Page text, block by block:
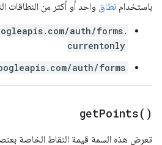
باستخدام نطاق واحد أو أكثر من النطاقات
auth/forms.
currentonly
auth/forms
getPoints( )
تعرض هذه السمة قيمة النقاط الخاصة